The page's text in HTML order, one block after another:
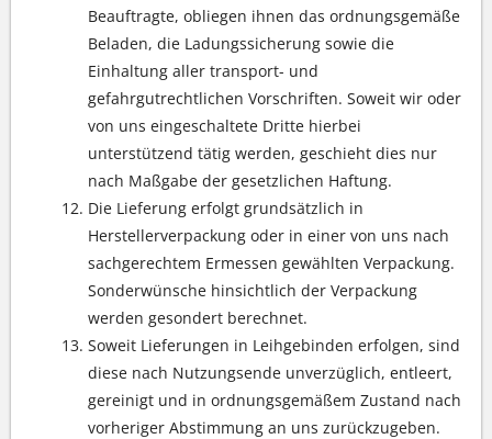
Beauftragte, obliegen ihnen das ordnungsgemäße
Beladen, die Ladungssicherung sowie die
Einhaltung aller transport- und
gefahrgutrechtlichen Vorschriften. Soweit wir oder
von uns eingeschaltete Dritte hierbei
unterstützend tätig werden, geschieht dies nur
nach Maßgabe der gesetzlichen Haftung.
Die Lieferung erfolgt grundsätzlich in
Herstellerverpackung oder in einer von uns nach
sachgerechtem Ermessen gewählten Verpackung.
Sonderwünsche hinsichtlich der Verpackung
werden gesondert berechnet.
Soweit Lieferungen in Leihgebinden erfolgen, sind
diese nach Nutzungsende unverzüglich, entleert,
gereinigt und in ordnungsgemäßem Zustand nach
vorheriger Abstimmung an uns zurückzugeben.